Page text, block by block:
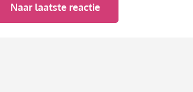
Naar laatste reactie